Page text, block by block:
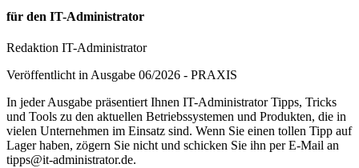
für den IT-Administrator
Redaktion IT-Administrator
Veröffentlicht in Ausgabe 06/2026 - PRAXIS
In jeder Ausgabe präsentiert Ihnen IT-Administrator Tipps, Tricks
und Tools zu den aktuellen Betriebssystemen und Produkten, die in
vielen Unternehmen im Einsatz sind. Wenn Sie einen tollen Tipp auf
Lager haben, zögern Sie nicht und schicken Sie ihn per E-Mail an
tipps@it-administrator.de.